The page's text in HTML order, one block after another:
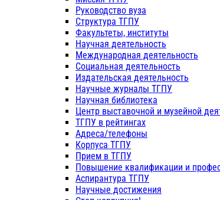
Руководство вуза
Структура ТГПУ
Факультеты, институты
Научная деятельность
Международная деятельность
Социальная деятельность
Издательская деятельность
Научные журналы ТГПУ
Научная библиотека
Центр выставочной и музейной
ТГПУ в рейтингах
Адреса/телефоны
Корпуса ТГПУ
Прием в ТГПУ
Повышение квалификации и
Аспирантура ТГПУ
Научные достижения